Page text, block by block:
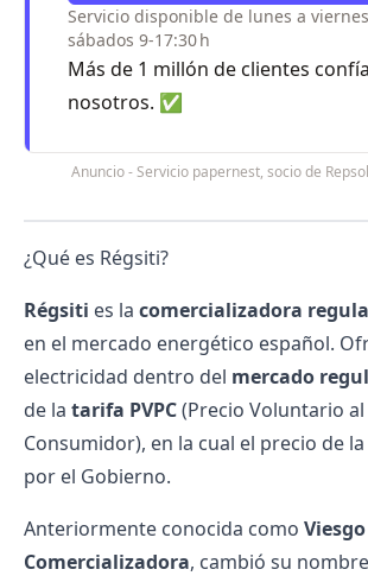
Servicio disponible de lunes a
sábados 9-17:30 h
Más de 1 millón de clientes
nosotros. ✅
Anuncio - Servicio papernest, socio de
¿Qué es Régsiti?
Régsiti es la comercializadora
en el mercado energético español.
electricidad dentro del mercado
de la tarifa PVPC(Precio Voluntario
Consumidor), en la cual el precio de
por el Gobierno.
Anteriormente conocida como Viesgo
Comercializadora, cambió su